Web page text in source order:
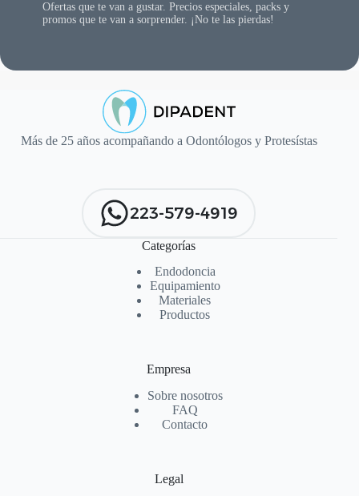
Ofertas que te van a gustar. Precios especiales, packs y
promos que te van a sorprender. ¡No te las pierdas!
Más de 25 años acompañando a Odontólogos y Protesístas
223-579-4919
Categorías
Endodoncia
Equipamiento
Materiales
Productos
Empresa
Sobre nosotros
FAQ
Contacto
Legal